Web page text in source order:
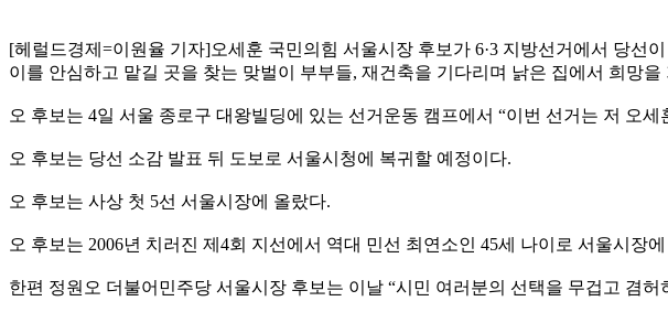
[헤럴드경제=이원율 기자]오세훈 국민의힘 서울시장 후보가 6·3 지방선거에서 당선
이를 안심하고 맡길 곳을 찾는 맞벌이 부부들, 재건축을 기다리며 낡은 집에서 희망
오 후보는 4일 서울 종로구 대왕빌딩에 있는 선거운동 캠프에서 “이번 선거는 저 오
오 후보는 당선 소감 발표 뒤 도보로 서울시청에 복귀할 예정이다.
오 후보는 사상 첫 5선 서울시장에 올랐다.
오 후보는 2006년 치러진 제4회 지선에서 역대 민선 최연소인 45세 나이로 서울시
한편 정원오 더불어민주당 서울시장 후보는 이날 “시민 여러분의 선택을 무겁고 겸허